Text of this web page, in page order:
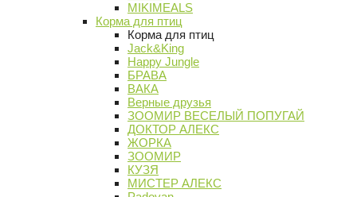
MIKIMEALS
Корма для птиц
Корма для птиц
Jack&King
Happy Jungle
БРАВА
ВАКА
Верные друзья
ЗООМИР ВЕСЕЛЫЙ ПОПУГАЙ
ДОКТОР АЛЕКС
ЖОРКА
ЗООМИР
КУЗЯ
МИСТЕР АЛЕКС